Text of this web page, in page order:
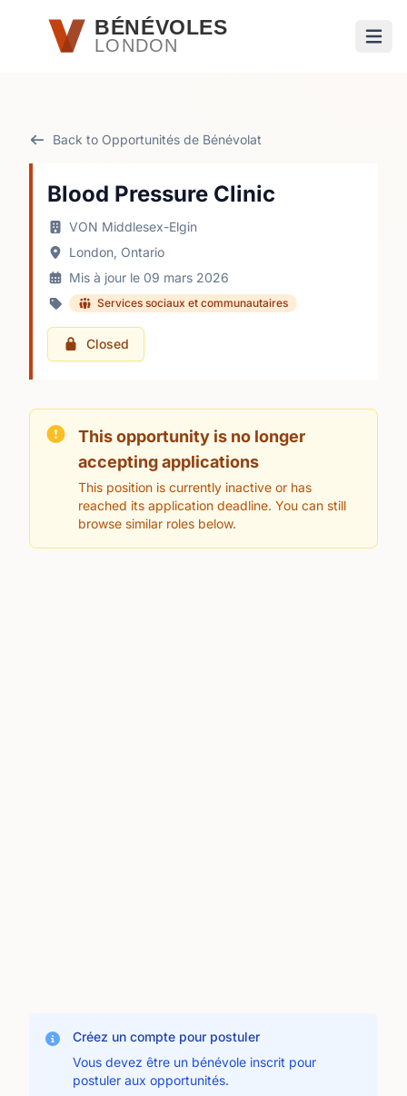
Passer au contenu principal
BÉNÉVOLES
LONDON
Back to Opportunités de Bénévolat
Blood Pressure Clinic
VON Middlesex-Elgin
London, Ontario
Mis à jour le 09 mars 2026
Services sociaux et communautaires
Closed
This opportunity is no longer
accepting applications
This position is currently inactive or has
reached its application deadline. You can still
browse similar roles below.
Créez un compte pour postuler
Vous devez être un bénévole inscrit pour
postuler aux opportunités.